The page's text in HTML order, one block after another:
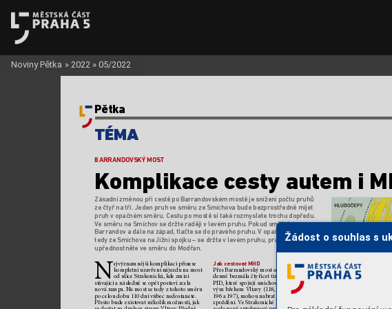
Žádost o souhlas s
TÉMA
BARRANDOVSKÝ MOST
Komplikace cesty autem
Zásadní změnou při cestě po Barrandovském mostě je snížení počtu pruhů
ze čtyř na tři. Jeden pruh ve směru ze Smíchova bude bezprostředně míjet
pruh vopačném směru. Cestu po mostě si také rozmyslete trochu dopředu.
Ve směru na Smíchov se držte raději vlevém pruhu. Pokud směřujete na
Barrandov adále na západ, tlačte se do pravého pruhu. Vopačném směru –
tedy ze Smíchova na Jižní spojku – se držte vlevém pruhu, pravý pak
upřednostněte ve směru do Modřan.
Nejvýznamnější komplikaci přinese
kompletní uzavření nájezdu na most
od ulice Strakonická, kde zmizí
stávající anásledně se opět postaví zcela
nová rampa. Na most se tedy ztohoto směru
po celou dobu 110 dní vůbec nedostanete.
Přesto bude existovat několik možností, jak
Jak cestovat MHD
Přes Barrandovský most cest
uje busem
denně bezmála čtyřicet tisíc lidí. A usy
PID, které spojují smíchovské nádraží spra-
vým břehem Vltavy (118, 125, 170, 190,
196 a197), mohou nabrat řádo vě minu
zpoždění. Ve Strakonické bude fungova
Pětka
Noviny Pětka » 2022 » 05/2022